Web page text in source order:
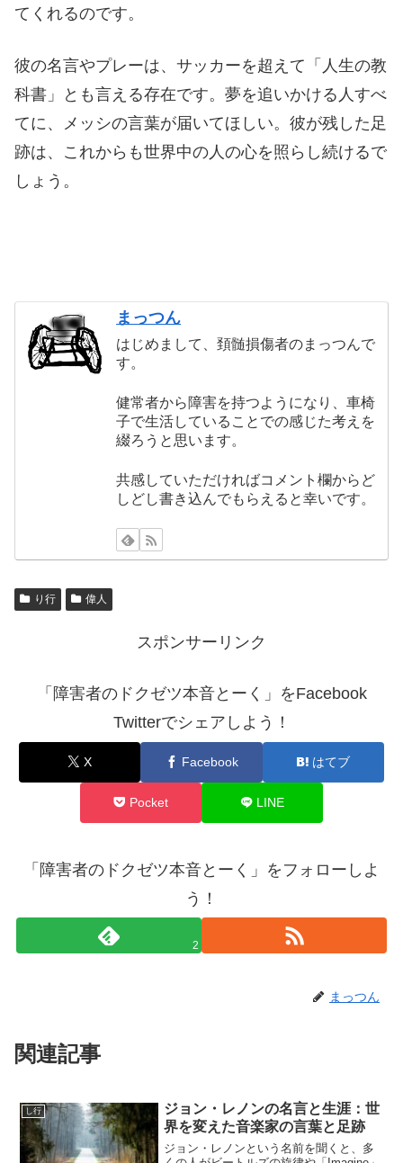
てくれるのです。
彼の名言やプレーは、サッカーを超えて「人生の教
科書」とも言える存在です。夢を追いかける人すべ
てに、メッシの言葉が届いてほしい。彼が残した足
跡は、これからも世界中の人の心を照らし続けるで
しょう。
まっつん
はじめまして、頚髄損傷者のまっつんで
す。
健常者から障害を持つようになり、車椅
子で生活していることでの感じた考えを
綴ろうと思います。
共感していただければコメント欄からど
しどし書き込んでもらえると幸いです。
り行 偉人
スポンサーリンク
「障害者のドクゼツ本音とーく」をFacebook
Twitterでシェアしよう！
X Facebook はてブ
Pocket LINE
「障害者のドクゼツ本音とーく」をフォローしよ
う！
2
まっつん
関連記事
し行
ジョン・レノンの名言と生涯：世
界を変えた音楽家の言葉と足跡
ジョン・レノンという名前を聞くと、多